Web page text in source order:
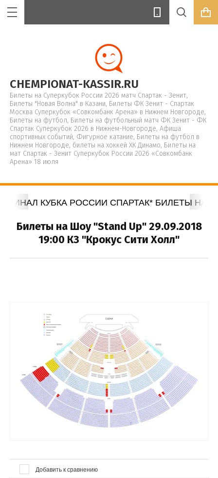
CHEMPIONAT-KASSIR.RU
Билеты на Суперкубок России 2026 матч Спартак - Зенит,
Билеты "Новая Волна" в Казани, Билеты ФК Зенит - Спартак
Москва Суперкубок «Совкомбанк Арена» в Нижнем Новгороде,
Билеты на футбол, Билеты на футбольный матч ФК Зенит - ФК
Спартак Суперкубок 2026 в Нижнем-Новгороде, Афиша
спортивных событий, Фигурное катание, Билеты на футбол в
Нижнем Новгороде, билеты на хоккей ХК Динамо, Билеты на
мат Спартак - Зенит Суперкубок России 2026 «Совкомбанк
Арена» 18 июля
КУБКА РОССИИ СПАРТАК* БИЛЕТЫ НА
Билеты на Шоу "Stand Up" 29.09.2018
19:00 КЗ "Крокус Сити Холл"
Добавить к сравнению
Цена (руб.):
Название:
Артикул:
Текст:
Выберите...
Новинка:
Выберите...
Результатов на странице: